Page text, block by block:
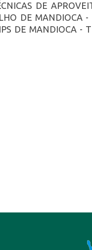
DE
DE MANDIOCA -
DE MANDIOCA -